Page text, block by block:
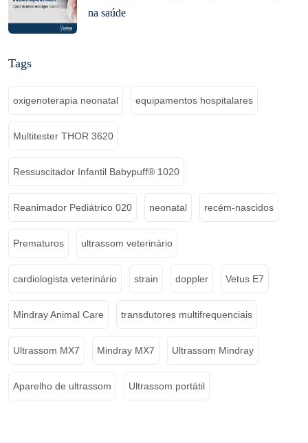
na saúde
Tags
oxigenoterapia neonatal equipamentos hospitalares
Multitester THOR 3620
Ressuscitador Infantil Babypuff® 1020
Reanimador Pediátrico 020 neonatal recém-nascidos
Prematuros ultrassom veterinário
cardiologista veterinário strain doppler Vetus E7
Mindray Animal Care transdutores multifrequenciais
Ultrassom MX7 Mindray MX7 Ultrassom Mindray
Aparelho de ultrassom Ultrassom portátil